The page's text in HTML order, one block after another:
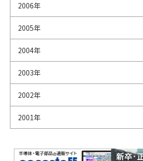
2006年
2005年
2004年
2003年
2002年
2001年